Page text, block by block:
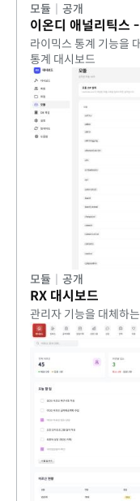
모듈 공개
라이믹스 통계 기능을
통계 대시보드
모듈 공개
RX 대시보드
관리자 기능을 대체하